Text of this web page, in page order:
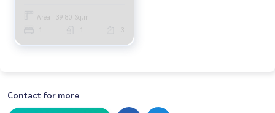
Area : 39.80 Sq.m.
1 1 3
Contact for more